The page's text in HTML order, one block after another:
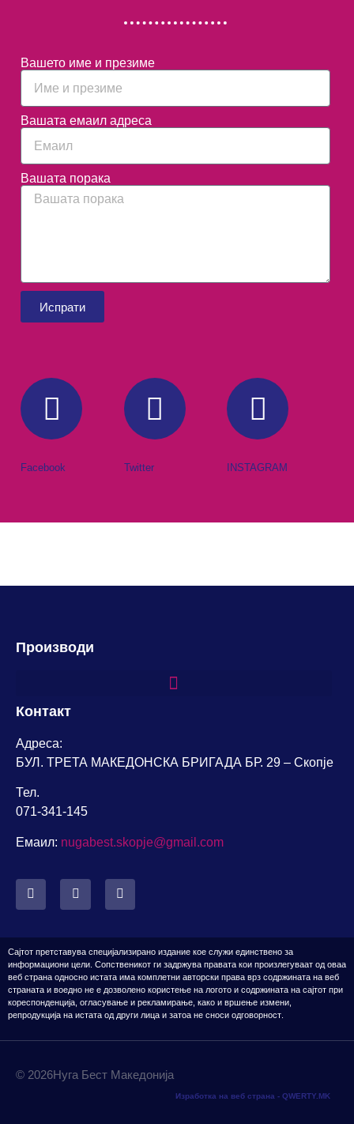
Вашето име и презиме
Вашата емаил адреса
Вашата порака
Испрати
Facebook Twitter INSTAGRAM
Производи
Контакт
Адреса:
БУЛ. ТРЕТА МАКЕДОНСКА БРИГАДА БР. 29 – Скопје
Тел.
071-341-145
Емаил: nugabest.skopje@gmail.com
Сајтот претставува специјализирано издание кое служи единствено за
информациони цели. Сопственикот ги задржува правата кои произлегуваат од оваа
веб страна односно истата има комплетни авторски права врз содржината на веб
страната и воедно не е дозволено користење на логото и содржината на сајтот при
кореспонденција, огласување и рекламирање, како и вршење измени,
репродукција на истата од други лица и затоа не сноси одговорност
© 2026Нуга Бест Македонија
Изработка на веб страна - QWERTY.MK